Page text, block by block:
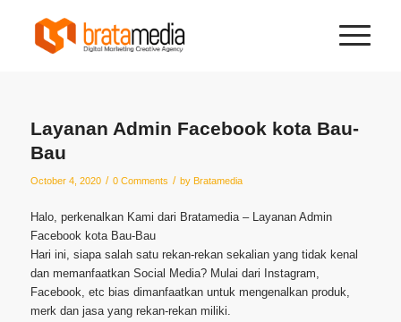
Layanan Admin Facebook kota Bau-
Bau
October 4, 2020 / 0 Comments / by Bratamedia
Halo, perkenalkan Kami dari Bratamedia – Layanan Admin
Facebook kota Bau-Bau
Hari ini, siapa salah satu rekan-rekan sekalian yang tidak kenal
dan memanfaatkan Social Media? Mulai dari Instagram,
Facebook, etc bias dimanfaatkan untuk mengenalkan produk,
merk dan jasa yang rekan-rekan miliki.